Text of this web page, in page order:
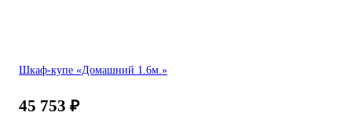
Шкаф-купе «Домашний 1.6м.»
45 753 ₽